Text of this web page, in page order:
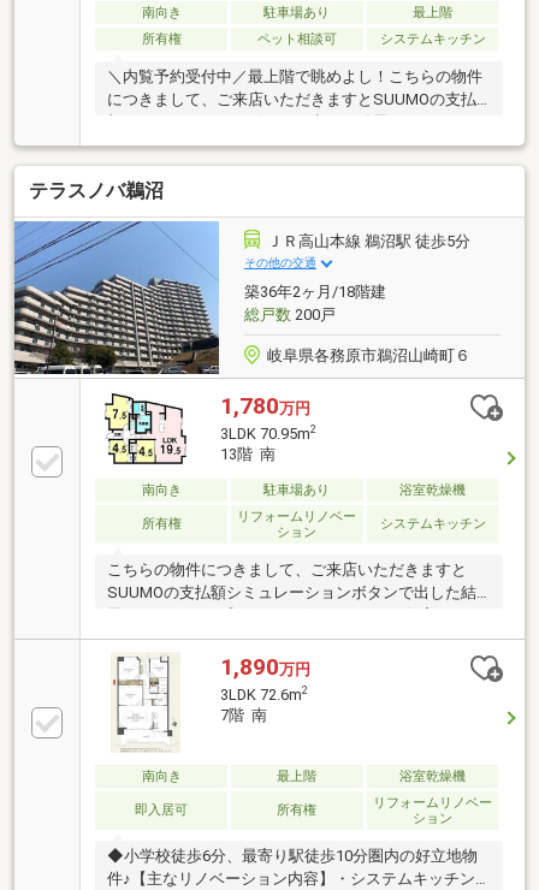
南向き 駐車場あり
最上階
所有権
ペット相談可 システムキッチン
＼内覧予約受付中／最上階で眺めよし！こちらの物件
につきまして、ご来店いただきますとSUUMOの支払
プランニングいたします。住宅ローン以外の収支を加
味した生涯バージョンの無料プランニングもできます
♪お気軽にご相談ください(^^)/TEL：0120-315-300◇メ
ールでのお問い合わせの際は、担当者より折り返しお
電話またはメールにてご連絡させていただきます☆
テラスノバ鵜沼
ＪＲ高山本線 鵜沼駅 徒歩5分
その他の交通
築36年2ヶ月/18階建
総戸数200戸
岐阜県各務原市鵜沼山崎町６
1,780万円
3LDK 70.95m2
13階 南
南向き 駐車場あり 浴室乾燥機
所有権
リフォームリノベー
ション
システムキッチン
こちらの物件につきまして、ご来店いただきますと
SUUMOの支払額シミュレーションボタンで出した結
果をより細かくプランニングいたします。住宅ローン
以外の収支を加味した生涯バージョンの無料プランニ
ングもできます♪お気軽にご相談ください(^^)/TEL：
0120-315-300◇メールでのお問い合わせの際は、担当
者より折り返しお電話またはメールにてご連絡させて
いただきます☆
1,890万円
3LDK 72.6m2
7階 南
南向き 最上階 浴室乾燥機
即入居可 所有権
リフォームリノベー
ション
◆小学校徒歩6分、最寄り駅徒歩10分圏内の好立地物
件♪【主なリノベーション内容】・システムキッチン